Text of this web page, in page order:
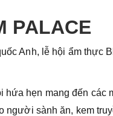
PALACE
Anh, lễ hội ẩm thực
hẹn mang đến các
người sành ăn, kem